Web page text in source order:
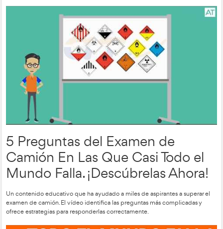
Tacógrafo Inteligente de
Generación: Nuevas
Características y Cómo
La actualización tecnológica del tacógrafo inteligente ha
interés. Este vídeo analiza las nuevas funciones y cómo estas
gestión de los tiempos de conducción y descanso.